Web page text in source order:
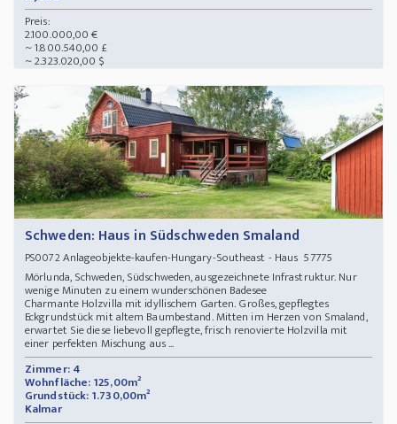
Preis:
2.100.000,00 €
~ 1.800.540,00 £
~ 2.323.020,00 $
Schweden: Haus in Südschweden Smaland
PS0072Anlageobjekte-kaufen-Hungary-Southeast - Haus 57775
Mörlunda, Schweden, Südschweden, ausgezeichnete Infrastruktur. Nur
wenige Minuten zu einem wunderschönen Badesee
Charmante Holzvilla mit idyllischem Garten. Großes, gepflegtes
Eckgrundstück mit altem Baumbestand. Mitten im Herzen von Smaland,
erwartet Sie diese liebevoll gepflegte, frisch renovierte Holzvilla mit
einer perfekten Mischung aus ...
Zimmer: 4
Wohnfläche: 125,00m²
Grundstück: 1.730,00m²
Kalmar